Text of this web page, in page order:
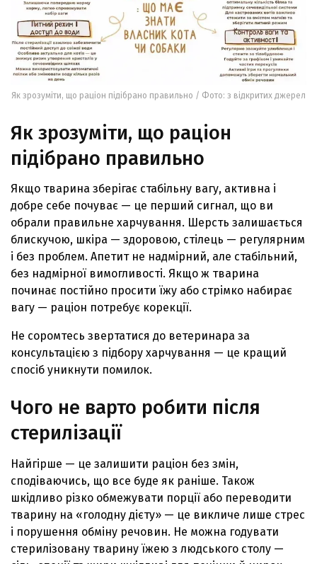
Як зрозуміти, що раціон підібрано правильно / Фото: з відкритих джерел
Як зрозуміти, що раціон
підібрано правильно
Якщо тварина зберігає стабільну вагу, активна і
добре себе почуває — це перший сигнал, що ви
обрали правильне харчування. Шерсть залишається
блискучою, шкіра — здоровою, стілець — регулярним
і без проблем. Апетит не надмірний, але стабільний,
без надмірної вимогливості. Якщо ж тварина
починає постійно просити їжу або стрімко набирає
вагу — раціон потребує корекції.
Не соромтесь звертатися до ветеринара за
консультацією з підбору харчування — це кращий
спосіб уникнути помилок.
Чого не варто робити після
стерилізації
Найгірше — це залишити раціон без змін,
сподіваючись, що все буде як раніше. Також
шкідливо різко обмежувати порції або переводити
тварину на «голодну дієту» — це викличе лише стрес
і порушення обміну речовин. Не можна годувати
стерилізовану тварину їжею з людського столу —